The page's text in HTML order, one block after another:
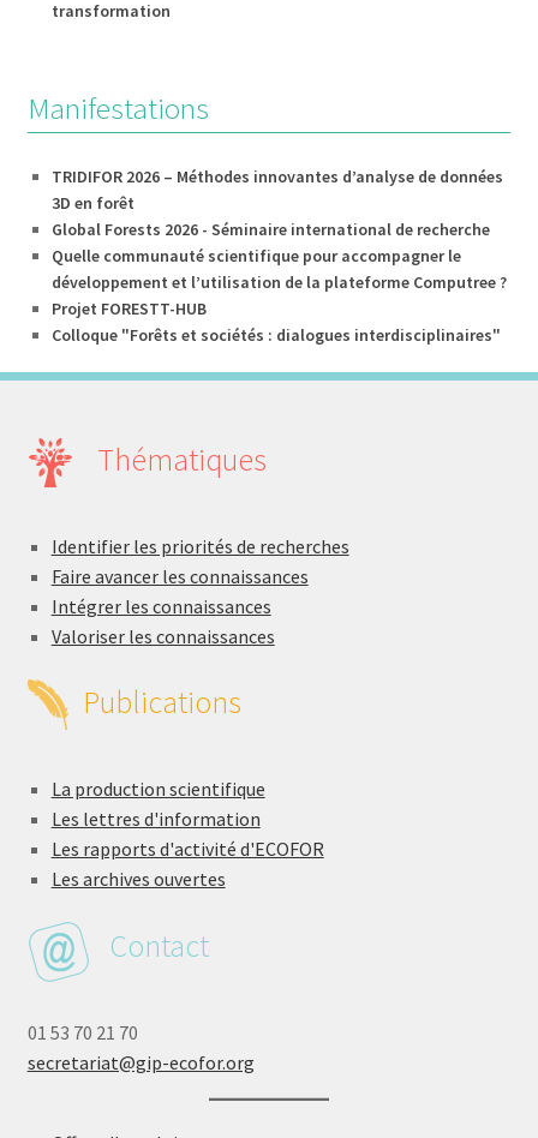
transformation
Manifestations
TRIDIFOR 2026 – Méthodes innovantes d’analyse de données
3D en forêt
Global Forests 2026 - Séminaire international de recherche
Quelle communauté scientifique pour accompagner le
développement et l’utilisation de la plateforme Computree ?
Projet FORESTT-HUB
Colloque "Forêts et sociétés : dialogues interdisciplinaires"
Thématiques
Identifier les priorités de recherches
Faire avancer les connaissances
Intégrer les connaissances
Valoriser les connaissances
Publications
La production scientifique
Les lettres d'information
Les rapports d'activité d'ECOFOR
Les archives ouvertes
Contact
01 53 70 21 70
secretariat@gip-ecofor.org